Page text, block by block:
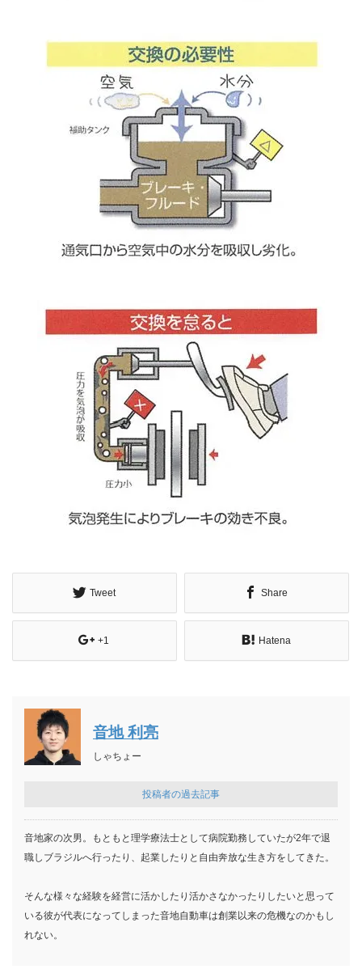
Tweet Share
+1 Hatena
音地 利亮
しゃちょー
投稿者の過去記事
音地家の次男。もともと理学療法士として病院勤務していたが2年で退
職しブラジルへ行ったり、起業したりと自由奔放な生き方をしてきた。
そんな様々な経験を経営に活かしたり活かさなかったりしたいと思って
いる彼が代表になってしまった音地自動車は創業以来の危機なのかもし
れない。